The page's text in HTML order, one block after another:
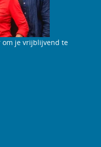
om je vrijblijvend te